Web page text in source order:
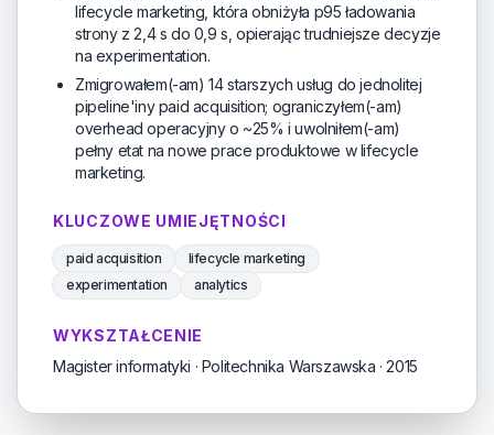
lifecycle marketing, która obniżyła p95 ładowania
strony z 2,4 s do 0,9 s, opierając trudniejsze decyzje
na experimentation.
Zmigrowałem(-am) 14 starszych usług do jednolitej
pipeline'iny paid acquisition; ograniczyłem(-am)
overhead operacyjny o ~25% i uwolniłem(-am)
pełny etat na nowe prace produktowe w lifecycle
marketing.
KLUCZOWE UMIEJĘTNOŚCI
paid acquisition
lifecycle marketing
experimentation
analytics
WYKSZTAŁCENIE
Magister informatyki · Politechnika Warszawska · 2015